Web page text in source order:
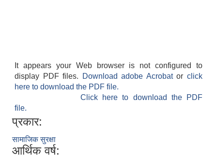
It appears your Web browser is not configured to
display PDF files.
Download adobe Acrobatorclick
here to download the PDF file.
Click here to download the PDF
file.
प्रकार:
सामाजिक सुरक्षा
आर्थिक वर्ष: